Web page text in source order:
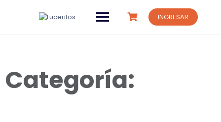
INGRESAR
Categoría: